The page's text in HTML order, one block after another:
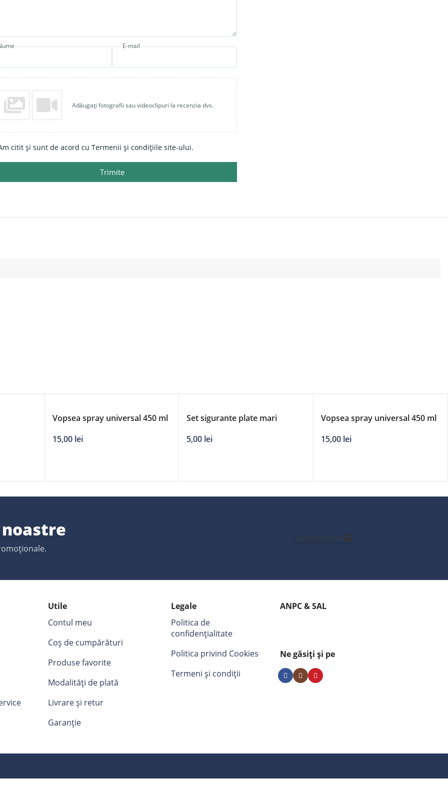
E-mail
Adăugați fotografii sau videoclipuri la recenzia dvs.
citit și sunt de acord cu Termenii și condițiile site-ului.
Trimite
Vopsea spray universal 450 ml
15,00 lei
Set sigurante plate mari
5,00 lei
Vopsea spray universal 450 ml
15,00 lei
Creează cont
Utile
Contul meu
Coș de cumpărături
Produse favorite
Modalități de plată
Livrare și retur
Garanție
Legale
Politica de
confidențialitate
Politica privind Cookies
Termeni și condiții
ANPC & SAL
Ne găsiți și pe